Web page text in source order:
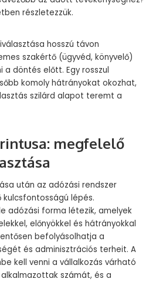
részletezzük.
hosszú távon
szakértő (ügyvéd, könyvelő)
döntés előtt. Egy rosszul
komoly hátrányokat okozhat,
szilárd alapot teremt a
megfelelő
után az adózási rendszer
lépés.
adózási forma létezik, amelyek
előnyökkel és hátrányokkal
befolyásolhatja a
és adminisztrációs terheit. A
kell venni a vállalkozás várható
számát, és a